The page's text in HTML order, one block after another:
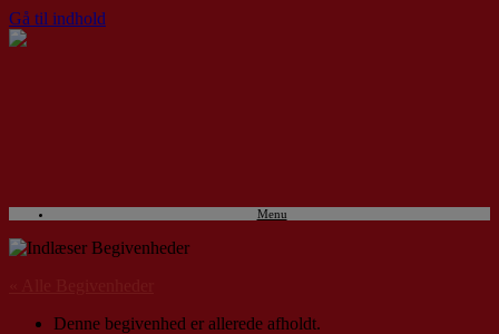
Gå til indhold
Menu
Denne begivenhed er allerede afholdt.